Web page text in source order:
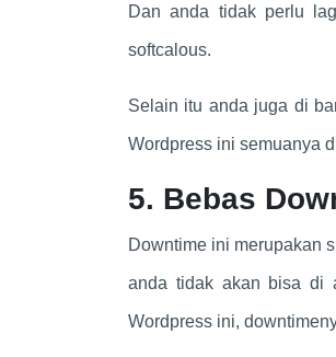
Dan anda tidak perlu
softcalous.
Selain itu anda juga di
Wordpress ini semuanya
5. Bebas
Downtime ini merupakan
anda tidak akan bisa di
Wordpress ini,